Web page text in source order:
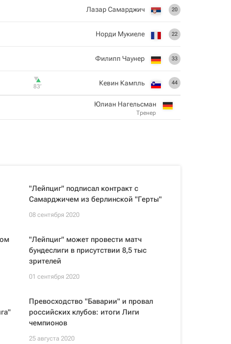
20
Лазар Самарджич
22
Норди Мукиеле
33
Филипп Чаунер
44
Кевин Кампль
83‎’‎
Юлиан Нагельсман
Тренер
"Лейпциг" подписал контракт с
Самарджичем из берлинской "Герты"
08 сентября 2020
"Лейпциг" может провести матч
бундеслиги в присутствии 8,5 тыс
зрителей
01 сентября 2020
Превосходство "Баварии" и провал
российских клубов: итоги Лиги
чемпионов
25 августа 2020